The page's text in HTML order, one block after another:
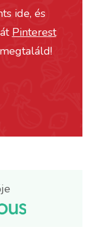
ide, és
Pinterest